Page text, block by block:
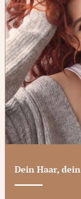
Dein Haar,